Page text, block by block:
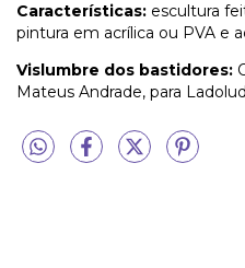
Características: escultura
pintura em acrílica ou PVA e
Vislumbre dos bastidores:
Mateus Andrade, para